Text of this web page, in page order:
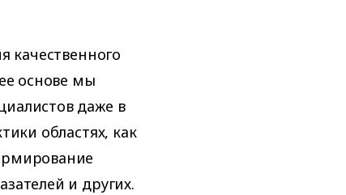
качественного
основе мы
даже в
областях, как
и других.